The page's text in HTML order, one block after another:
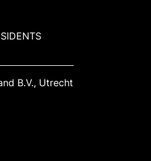
B.V., Utrecht